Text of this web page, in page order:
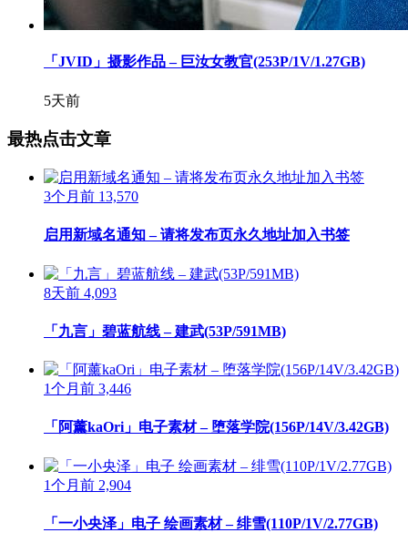
「JVID」摄影作品 – 巨汝女教官(253P/1V/1.27GB)
5天前
最热点击文章
3个月前 13,570
启用新域名通知 – 请将发布页永久地址加入书签
8天前 4,093
「九言」碧蓝航线 – 建武(53P/591MB)
1个月前 3,446
「阿薰kaOri」电子素材 – 堕落学院(156P/14V/3.42GB)
1个月前 2,904
「一小央泽」电子 绘画素材 – 绯雪(110P/1V/2.77GB)